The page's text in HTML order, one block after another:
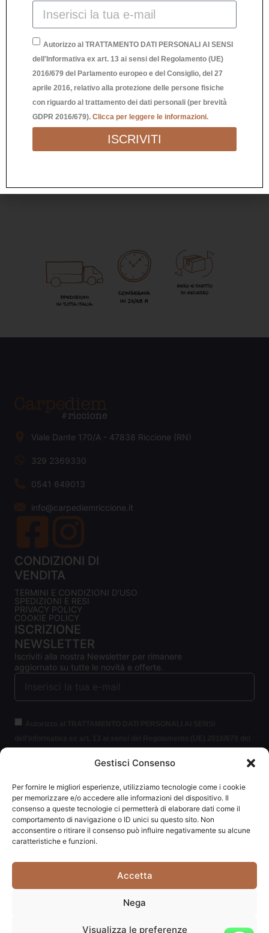
Gestisci Consenso
Per fornire le migliori esperienze, utilizziamo tecnologie come i cookie
per memorizzare e/o accedere alle informazioni del dispositivo. Il
consenso a queste tecnologie ci permetterà di elaborare dati come il
comportamento di navigazione o ID unici su questo sito. Non
acconsentire o ritirare il consenso può influire negativamente su alcune
caratteristiche e funzioni.
Accetta
Nega
Visualizza le preferenze
55,00€
Viale Dante 170/A - 47838 Riccione (RN)
329 2369330
0541 649013
info@carpediemriccione.it
CONDIZIONI DI
VENDITA
TERMINI E CONDIZIONI D'USO
SPEDIZIONI E RESI
PRIVACY POLICY
COOKIE POLICY
ISCRIZIONE
NEWSLETTER
Iscriviti alla nostra Newsletter per rimanere
aggiornato su tutte le novità e offerte.
protezione delle persone fisiche con riguardo al trattamento dei dati
informazioni.
ISCRIVITI ALLA NEWSLETTER
Carpediem di Traversa Monia | P.IVA: 03415840408 | REA:
Autorizzo al TRATTAMENTO DATI PERSONALI AI SENSI
dell'Informativa ex art. 13 ai sensi del Regolamento (UE)
2016/679 del Parlamento europeo e del Consiglio, del 27
aprile 2016, relativo alla protezione delle persone fisiche
con riguardo al trattamento dei dati personali (per brevità
GDPR 2016/679). Clicca per leggere le informazioni.
ISCRIVITI